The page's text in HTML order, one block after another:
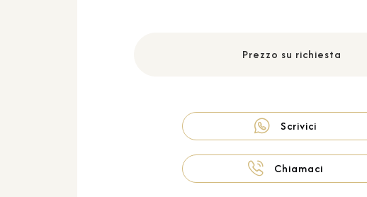
Prezzo su richiesta
Scrivici
Chiamaci